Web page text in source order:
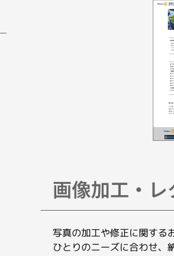
画像加工・レ
写真の加工や修正に関する
ひとりのニーズに合わせ、